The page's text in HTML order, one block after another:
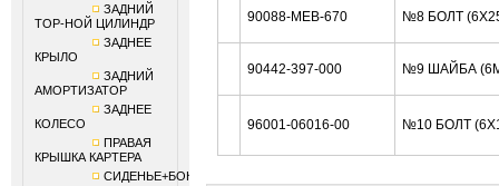
ЗАДНИЙ
ТОР-НОЙ ЦИЛИНДР
ЗАДНЕЕ
КРЫЛО
ЗАДНИЙ
АМОРТИЗАТОР
ЗАДНЕЕ
КОЛЕСО
ПРАВАЯ
КРЫШКА КАРТЕРА
СИДЕНЬЕ+БОКОВИНЫ
90088-MEB-670 №8 БОЛТ
90442-397-000 №9 ШАЙБА
96001-06016-00 №10 БОЛТ